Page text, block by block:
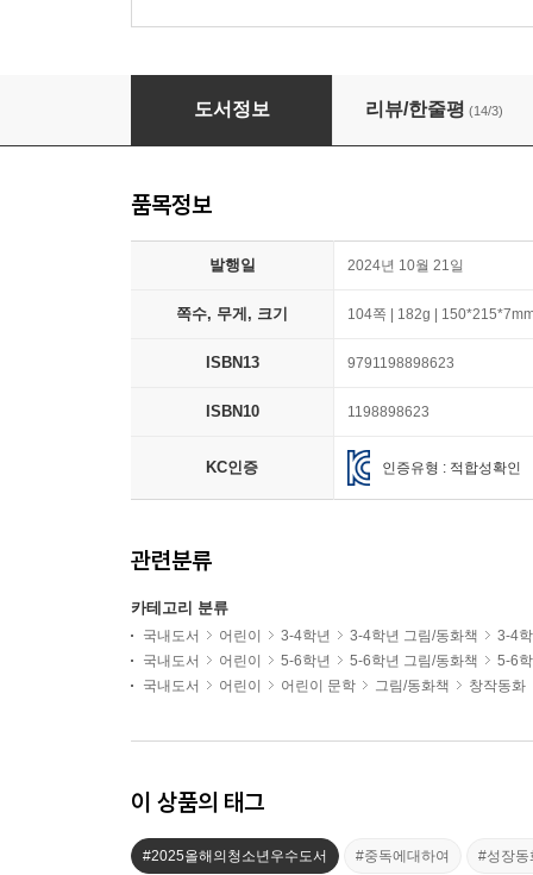
중독 가족
도서정보 리뷰/한줄평 (14/3)
품목정보
발행일 2024년 10월 21일
쪽수, 무게, 크기 104쪽 | 182g |
ISBN13 9791198898623
ISBN10 1198898623
KC인증 인증유형 : 적합성확인
관련분류
카테고리 분류
국내도서 어린이 3-4학년 3-4학년 그림/동화책
3-4
국내도서
어린이 5-6학년 5-6학년 그림/동화책
5-6
국내도서
어린이 어린이 문학 그림/동화책 창작동화
이 상품의 태그
#2025올해의청소년우수도서 #중독에대하여 #성장동